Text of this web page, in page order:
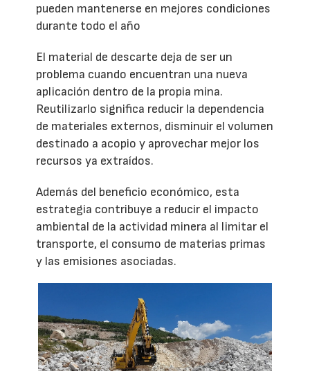
pueden mantenerse en mejores condiciones
durante todo el año
El material de descarte deja de ser un
problema cuando encuentran una nueva
aplicación dentro de la propia mina.
Reutilizarlo significa reducir la dependencia
de materiales externos, disminuir el volumen
destinado a acopio y aprovechar mejor los
recursos ya extraídos.
Además del beneficio económico, esta
estrategia contribuye a reducir el impacto
ambiental de la actividad minera al limitar el
transporte, el consumo de materias primas
y las emisiones asociadas.